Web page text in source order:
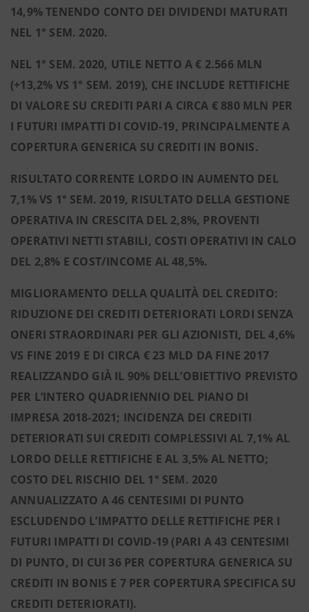
14,9% TENENDO CONTO DEI DIVIDENDI MATURATI
NEL 1° SEM. 2020.
NEL 1° SEM. 2020, UTILE NETTO A € 2.566 MLN
(+13,2% VS 1° SEM. 2019), CHE INCLUDE RETTIFICHE
DI VALORE SU CREDITI PARI A CIRCA € 880 MLN PER
I FUTURI IMPATTI DI COVID-19, PRINCIPALMENTE A
COPERTURA GENERICA SU CREDITI IN BONIS.
RISULTATO CORRENTE LORDO IN AUMENTO DEL
7,1% VS 1° SEM. 2019, RISULTATO DELLA GESTIONE
OPERATIVA IN CRESCITA DEL 2,8%, PROVENTI
OPERATIVI NETTI STABILI, COSTI OPERATIVI IN CALO
DEL 2,8% E COST/INCOME AL 48,5%.
MIGLIORAMENTO DELLA QUALITÀ DEL CREDITO:
RIDUZIONE DEI CREDITI DETERIORATI LORDI SENZA
ONERI STRAORDINARI PER GLI AZIONISTI, DEL 4,6%
VS FINE 2019 E DI CIRCA € 23 MLD DA FINE 2017
REALIZZANDO GIÀ IL 90% DELL’OBIETTIVO PREVISTO
PER L’INTERO QUADRIENNIO DEL PIANO DI
IMPRESA 2018-2021; INCIDENZA DEI CREDITI
DETERIORATI SUI CREDITI COMPLESSIVI AL 7,1% AL
LORDO DELLE RETTIFICHE E AL 3,5% AL NETTO;
COSTO DEL RISCHIO DEL 1° SEM. 2020
ANNUALIZZATO A 46 CENTESIMI DI PUNTO
ESCLUDENDO L’IMPATTO DELLE RETTIFICHE PER I
FUTURI IMPATTI DI COVID-19 (PARI A 43 CENTESIMI
DI PUNTO, DI CUI 36 PER COPERTURA GENERICA SU
CREDITI IN BONIS E 7 PER COPERTURA SPECIFICA SU
CREDITI DETERIORATI).